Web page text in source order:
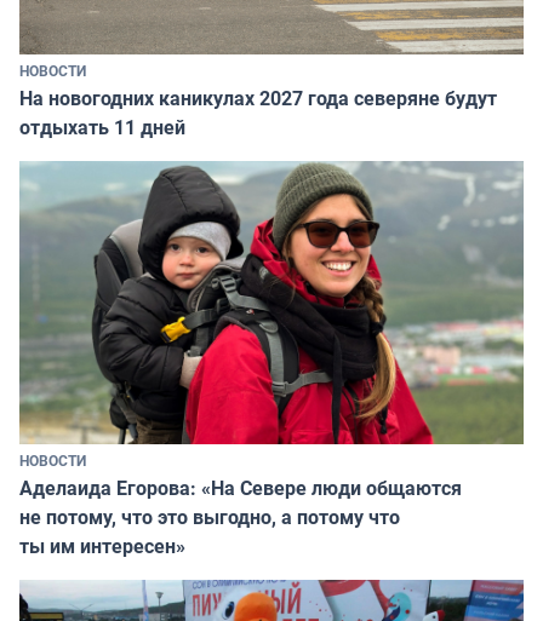
НОВОСТИ
На новогодних каникулах 2027 года северяне будут
отдыхать 11 дней
НОВОСТИ
Аделаида Егорова: «На Севере люди общаются
не потому, что это выгодно, а потому что
ты им интересен»